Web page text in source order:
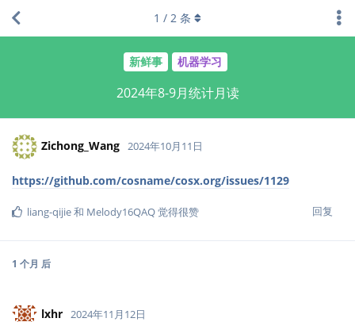
新鲜事 机器学习
2024年8-9月统计月读
1 / 2 条
Zichong_Wang 2024年10月11日
https://github.com/cosname/cosx.org/issues/1129
回复
liang-qijie和 Melody16QAQ觉得很赞
1 个月 后
lxhr 2024年11月12日